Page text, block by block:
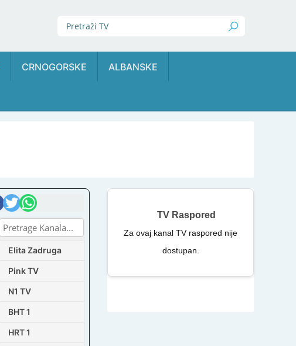
CRNOGORSKE ALBANSKE
Elita Zadruga
Pink TV
N1 TV
BHT 1
HRT 1
TV Raspored
Za ovaj kanal TV raspored nije
dostupan.